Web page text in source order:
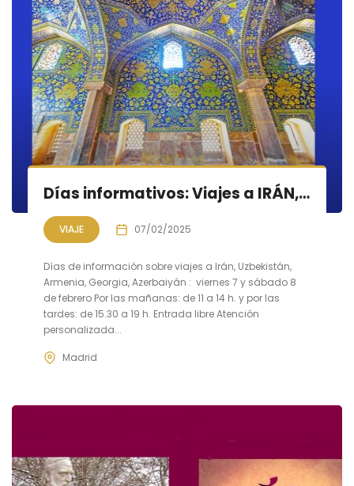
Días informativos: Viajes a IRÁN, UZBEKISTÁN, ARMENIA, GEORGIA, AZERBAIYÁN
VIAJE 07/02/2025
Días de información sobre viajes a Irán, Uzbekistán,
Armenia, Georgia, Azerbaiyán : viernes 7 y sábado 8
de febrero Por las mañanas: de 11 a 14 h. y por las
tardes: de 15.30 a 19 h. Entrada libre Atención
personalizada...
Madrid